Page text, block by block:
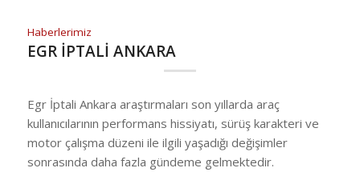
Haberlerimiz
EGR İPTALİ ANKARA
Egr İptali Ankara araştırmaları son yıllarda araç
kullanıcılarının performans hissiyatı, sürüş karakteri ve
motor çalışma düzeni ile ilgili yaşadığı değişimler
sonrasında daha fazla gündeme gelmektedir.